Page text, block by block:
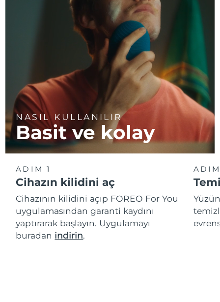
NASIL KULLANILIR
Basit ve kolay
ADIM 1
Cihazın kilidini aç
Cihazının kilidini açıp FOREO For You
uygulamasından garanti kaydını
yaptırarak başlayın. Uygulamayı
buradan indirin.